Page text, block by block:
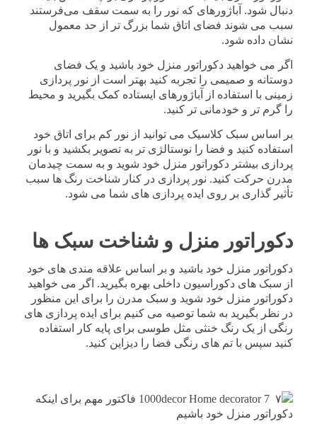
دنبال شود. آباژورهای که نور را به سمت سقف می‌فرستند
سبب می شوند فضای اتاق شما بزرگ تر از حد معمول
نشان داده شود.
اگر می خواهید دکوراتور منزل خود باشید و یک فضای
دوستانه و صمیمی را تجربه کنید بهتر است از نور پردازی
زمینی با استفاده از آباژورهای ایستاده کمک بگیرید و محیط
را گرم تر و خودمانی تر کنید.
بر اساس سبک کلاسیک می توانید از نور کم برای اتاق خود
استفاده کنید و فضا را نوستالژی تر به تصویر بکشید و با نور
پردازی بیشتر دکوراتور منزل خود شوید و به سمت چیدمان
مدرن حرکت کنید. نور پردازی در کنار شناخت رنگ ها سبب
تأثیر گذاری بر روی ایده پردازی های شما می شود.
دکوراتور منزل و شناخت سبک ها
دکوراتور منزل خود باشید و بر اساس علاقه مندی های خود
از سبک های دکوراسیون داخلی بهره بگیرید. اگر می خواهید
دکوراتور منزل خود شوید و سبک مدرن را برای این منظور
در نظر بگیرید به شما توصیه می کنیم برای ایده پردازی های
رنگی از یک رنگ خنثی مثل طوسی برای پایه کار استفاده
کنید سپس با تم های رنگی فضا را دیزاین کنید.